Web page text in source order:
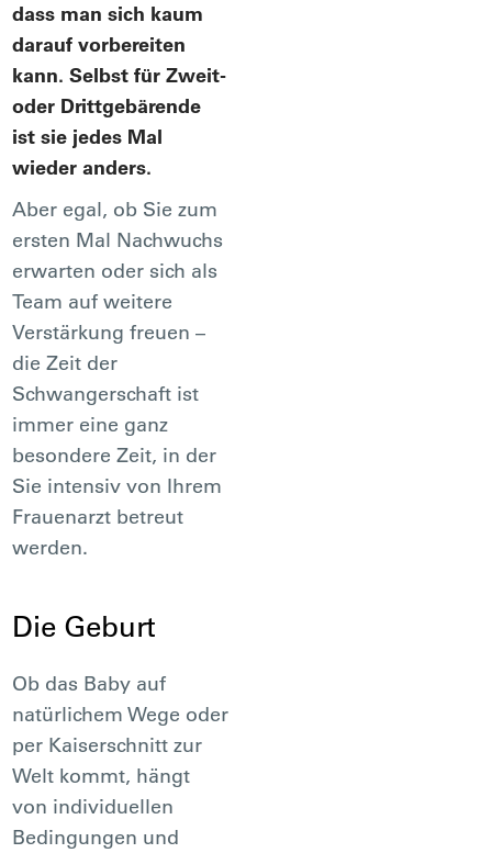
dass man sich kaum
darauf vorbereiten
kann. Selbst für Zweit-
oder Drittgebärende
ist sie jedes Mal
wieder anders.
Aber egal, ob Sie zum
ersten Mal Nachwuchs
erwarten oder sich als
Team auf weitere
Verstärkung freuen –
die Zeit der
Schwangerschaft ist
immer eine ganz
besondere Zeit, in der
Sie intensiv von Ihrem
Frauenarzt betreut
werden.
Die Geburt
Ob das Baby auf
natürlichem Wege oder
per Kaiserschnitt zur
Welt kommt, hängt
von individuellen
Bedingungen und